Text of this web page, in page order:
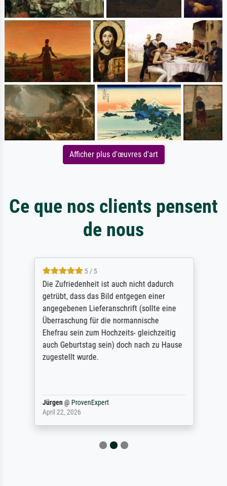
Afficher plus d'œuvres d'art
Ce que nos clients pensent
de nous
5 / 5
Die Zufriedenheit ist auch nicht dadurch
getrübt, dass das Bild entgegen einer
angegebenen Lieferanschrift (sollte eine
Überraschung für die normannische
Ehefrau sein zum Hochzeits- gleichzeitig
auch Geburtstag sein) doch nach zu Hause
zugestellt wurde.
Jürgen@ ProvenExpert
April 22, 2026